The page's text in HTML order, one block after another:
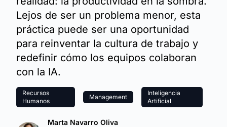
Lejos de ser un problema menor, esta
práctica puede ser una oportunidad
para reinventar la cultura de trabajo y
redefinir cómo los equipos colaboran
con la IA.
Recursos
Humanos
Management
Inteligencia
Artificial
Marta Navarro Oliva